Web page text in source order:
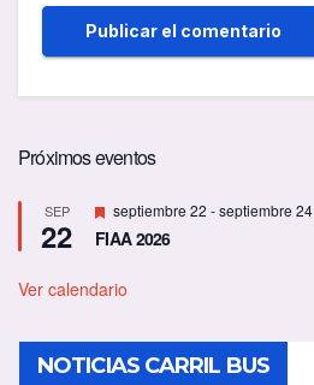
Próximos eventos
SEP
22
D
e
s
a
d
o
septiembre 22 -septiembre 24
FIAA 2026
Ver calendario
NOTICIAS CARRIL BUS